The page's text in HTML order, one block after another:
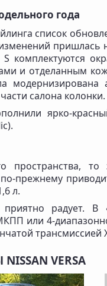
года
список
пришлась
комплектуются
и отделанным
салона колонки.
ярко-
пространства,
прежнему
л.
радует. В
или 4-
трансмиссией
VERSA